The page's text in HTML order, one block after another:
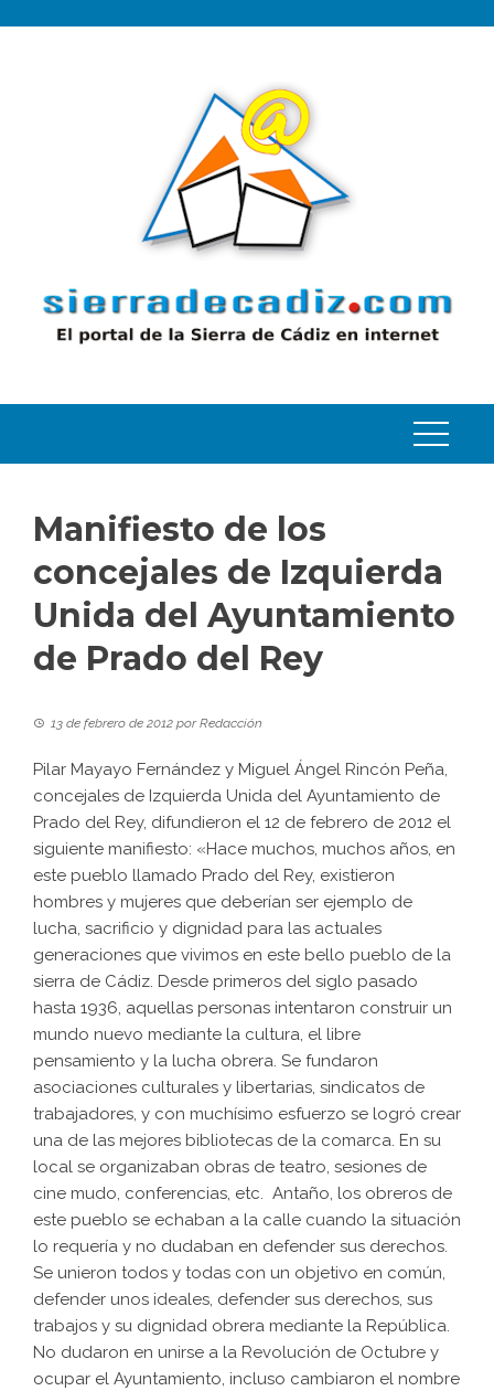
Manifiesto de los
concejales de Izquierda
Unida del Ayuntamiento
de Prado del Rey
13 de febrero de 2012 porRedacción
Pilar Mayayo Fernández y Miguel Ángel Rincón Peña,
concejales de Izquierda Unida del Ayuntamiento de
Prado del Rey, difundieron el 12 de febrero de 2012 el
siguiente manifiesto: «Hace muchos, muchos años, en
este pueblo llamado Prado del Rey, existieron
hombres y mujeres que deberían ser ejemplo de
lucha, sacrificio y dignidad para las actuales
generaciones que vivimos en este bello pueblo de la
sierra de Cádiz. Desde primeros del siglo pasado
hasta 1936, aquellas personas intentaron construir un
mundo nuevo mediante la cultura, el libre
pensamiento y la lucha obrera. Se fundaron
asociaciones culturales y libertarias, sindicatos de
trabajadores, y con muchísimo esfuerzo se logró crear
una de las mejores bibliotecas de la comarca. En su
local se organizaban obras de teatro, sesiones de
cine mudo, conferencias, etc. Antaño, los obreros de
este pueblo se echaban a la calle cuando la situación
lo requería y no dudaban en defender sus derechos.
Se unieron todos y todas con un objetivo en común,
defender unos ideales, defender sus derechos, sus
trabajos y su dignidad obrera mediante la República.
No dudaron en unirse a la Revolución de Octubre y
ocupar el Ayuntamiento, incluso cambiaron el nombre